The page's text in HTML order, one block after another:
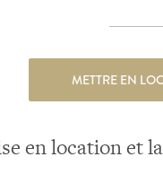
METTRE EN
en location et